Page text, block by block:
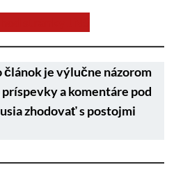
článok je výlučne názorom
a komentáre pod
zhodovať s postojmi